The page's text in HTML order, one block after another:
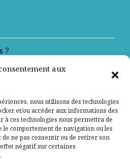
aux
nous utilisons des technologies
et/ou accéder aux informations des
à ces technologies nous permettra de
le comportement de navigation ou les
ne pas consentir ou de retirer son
négatif sur certaines
?